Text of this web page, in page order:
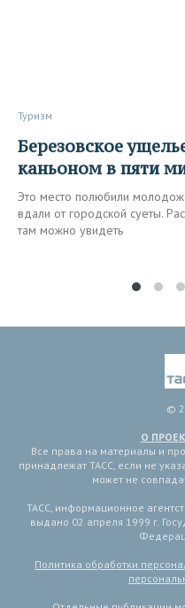
Туризм
Березовское ущелье: прогулка над
каньоном в пяти
Это место полюбили
вдали от городской суеты.
там можно увидеть
©
О
Все права на материалы и
принадлежат ТАСС, если не
может не
ТАСС, информационное
выдано 02 апреля 1999 г.
Политика обработки